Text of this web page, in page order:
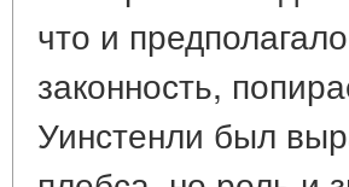
что и
законность,
Уинстенли был